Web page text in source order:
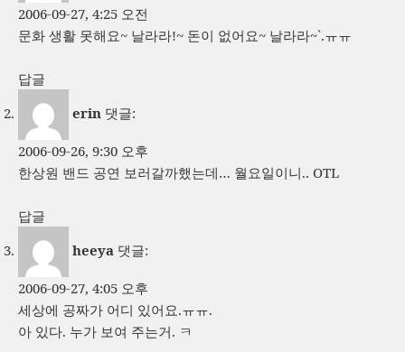
2006-09-27, 4:25 오전
문화 생활 못해요~ 날라라!~ 돈이 없어요~ 날라라~`.ㅠㅠ
답글
erin 댓글:
2006-09-26, 9:30 오후
한상원 밴드 공연 보러갈까했는데… 월요일이니.. OTL
답글
heeya 댓글:
2006-09-27, 4:05 오후
세상에 공짜가 어디 있어요.ㅠㅠ.
아 있다. 누가 보여 주는거. ㅋ